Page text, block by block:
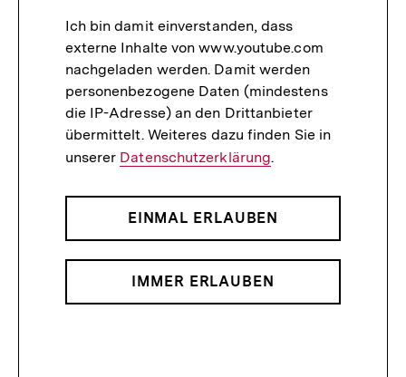
Ich bin damit einverstanden, dass
externe Inhalte von www.youtube.com
nachgeladen werden. Damit werden
personenbezogene Daten (mindestens
die IP-Adresse) an den Drittanbieter
übermittelt. Weiteres dazu finden Sie in
unserer Datenschutzerklärung.
EINMAL ERLAUBEN
IMMER ERLAUBEN